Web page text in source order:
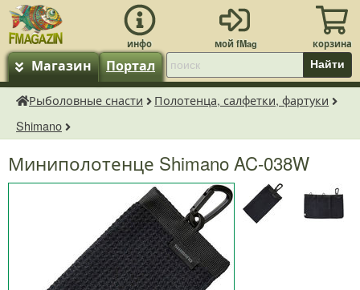
Магазин Портал Найти
fMagazin.ru
Рыболовные снасти
Полотенца, салфетки, фартуки
Shimano
Миниполотенце Shimano AC-038W